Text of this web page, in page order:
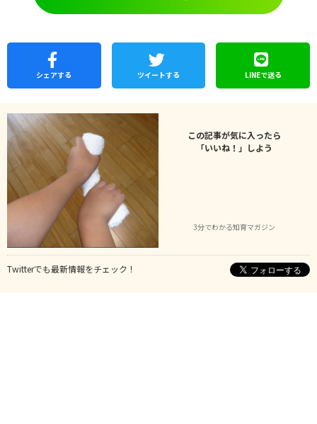
シェアする ツイートする LINEで送る
この記事が気に入ったら
「いいね！」しよう
3分でわかる知育マガジン
Twitterでも最新情報をチェック！